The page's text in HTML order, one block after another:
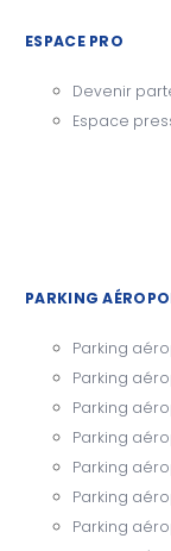
ESPACE PRO
Devenir
Espace
PARKING
Parking
Parking
Parking
Parking
Parking
Parking
Parking